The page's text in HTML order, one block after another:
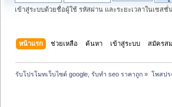
เข้าสู่ระบบด้วยชื่อผู้ใช้ รหัสผ่าน และระยะเวลาในเซสชั่
หน้าแรก ช่วยเหลือ ค้นหา เข้าสู่ระบบ สมัครส
รับโปรโมทเว็บไซต์ google, รับทำ seo ราคาถูก » โพสป